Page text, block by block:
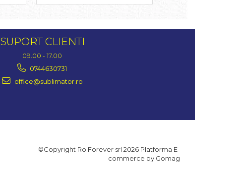
SUPORT CLIENTI
09.00 - 17.00
0744630731
office@sublimator.ro
©Copyright Ro Forever srl 2026 Platforma E-
commerce by Gomag